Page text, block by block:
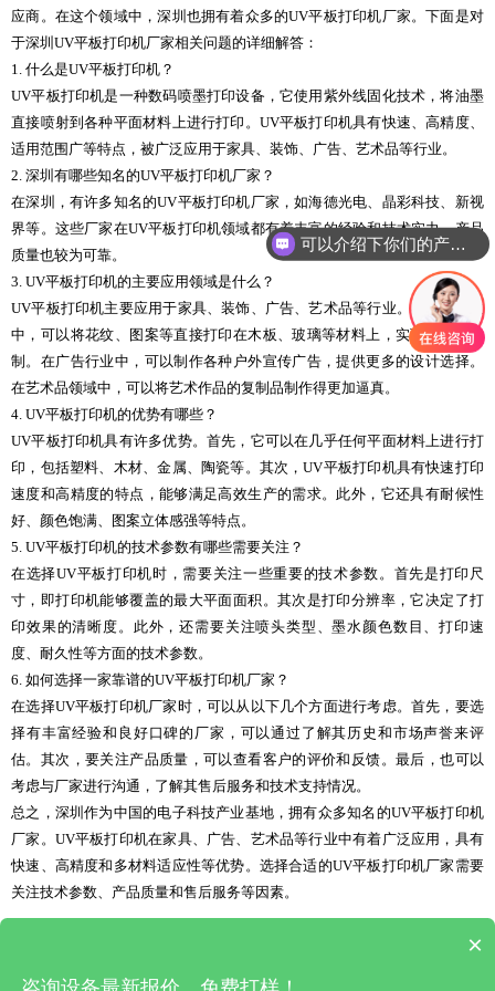
应商。在这个领域中，深圳也拥有着众多的UV平板打印机厂家。下面是对
于深圳UV平板打印机厂家相关问题的详细解答：
1. 什么是UV平板打印机？
UV平板打印机是一种数码喷墨打印设备，它使用紫外线固化技术，将油墨
直接喷射到各种平面材料上进行打印。UV平板打印机具有快速、高精度、
适用范围广等特点，被广泛应用于家具、装饰、广告、艺术品等行业。
2. 深圳有哪些知名的UV平板打印机厂家？
在深圳，有许多知名的UV平板打印机厂家，如海德光电、晶彩科技、新视
界等。这些厂家在UV平板打印机领域都有着丰富的经验和技术实力，产品
质量也较为可靠。
3. UV平板打印机的主要应用领域是什么？
UV平板打印机主要应用于家具、装饰、广告、艺术品等行业。在家具行业
中，可以将花纹、图案等直接打印在木板、玻璃等材料上，实现个性化定
制。在广告行业中，可以制作各种户外宣传广告，提供更多的设计选择。
在艺术品领域中，可以将艺术作品的复制品制作得更加逼真。
4. UV平板打印机的优势有哪些？
UV平板打印机具有许多优势。首先，它可以在几乎任何平面材料上进行打
印，包括塑料、木材、金属、陶瓷等。其次，UV平板打印机具有快速打印
速度和高精度的特点，能够满足高效生产的需求。此外，它还具有耐候性
好、颜色饱满、图案立体感强等特点。
5. UV平板打印机的技术参数有哪些需要关注？
在选择UV平板打印机时，需要关注一些重要的技术参数。首先是打印尺
寸，即打印机能够覆盖的最大平面面积。其次是打印分辨率，它决定了打
印效果的清晰度。此外，还需要关注喷头类型、墨水颜色数目、打印速
度、耐久性等方面的技术参数。
6. 如何选择一家靠谱的UV平板打印机厂家？
在选择UV平板打印机厂家时，可以从以下几个方面进行考虑。首先，要选
择有丰富经验和良好口碑的厂家，可以通过了解其历史和市场声誉来评
估。其次，要关注产品质量，可以查看客户的评价和反馈。最后，也可以
考虑与厂家进行沟通，了解其售后服务和技术支持情况。
总之，深圳作为中国的电子科技产业基地，拥有众多知名的UV平板打印机
厂家。UV平板打印机在家具、广告、艺术品等行业中有着广泛应用，具有
快速、高精度和多材料适应性等优势。选择合适的UV平板打印机厂家需要
关注技术参数、产品质量和售后服务等因素。
可以介绍下你们的产品么
×